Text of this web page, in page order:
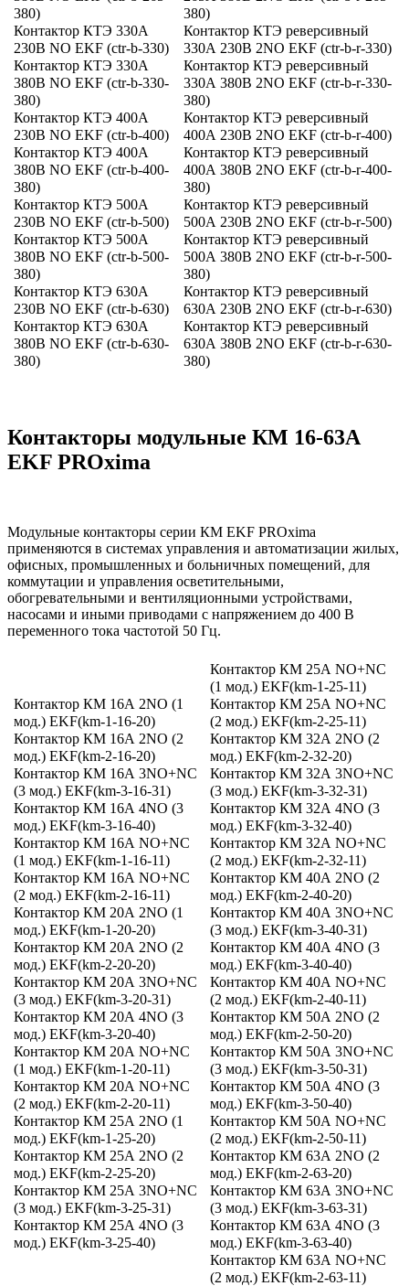
380)
Контактор КТЭ 330А
230В NO EKF (ctr-b-330)
Контактор КТЭ 330А
380В NO EKF (ctr-b-330-
380)
Контактор КТЭ 400А
230В NO EKF (ctr-b-400)
Контактор КТЭ 400А
380В NO EKF (ctr-b-400-
380)
Контактор КТЭ 500А
230В NO EKF (ctr-b-500)
Контактор КТЭ 500А
380В NO EKF (ctr-b-500-
380)
Контактор КТЭ 630А
230В NO EKF (ctr-b-630)
Контактор КТЭ 630А
380В NO EKF (ctr-b-630-
380)
380)
Контактор КТЭ реверсивный
330А 230В 2NO EKF (ctr-b-r-330)
Контактор КТЭ реверсивный
330А 380В 2NO EKF (ctr-b-r-330-
380)
Контактор КТЭ реверсивный
400А 230В 2NO EKF (ctr-b-r-400)
Контактор КТЭ реверсивный
400А 380В 2NO EKF (ctr-b-r-400-
380)
Контактор КТЭ реверсивный
500А 230В 2NO EKF (ctr-b-r-500)
Контактор КТЭ реверсивный
500А 380В 2NO EKF (ctr-b-r-500-
380)
Контактор КТЭ реверсивный
630А 230В 2NO EKF (ctr-b-r-630)
Контактор КТЭ реверсивный
630А 380В 2NO EKF (ctr-b-r-630-
380)
Контакторы модульные КМ 16-63А
EKF PROxima
Модульные контакторы серии КМ EKF PROxima
применяются в системах управления и автоматизации жилых,
офисных, промышленных и больничных помещений, для
коммутации и управления осветительными,
обогревательными и вентиляционными устройствами,
насосами и иными приводами с напряжением до 400 В
переменного тока частотой 50 Гц.
Контактор КМ 16А 2NО (1
мод.) EKF(km-1-16-20)
Контактор КМ 16А 2NО (2
мод.) EKF(km-2-16-20)
Контактор КМ 16А 3NО+NC
(3 мод.) EKF(km-3-16-31)
Контактор КМ 16А 4NО (3
мод.) EKF(km-3-16-40)
Контактор КМ 16А NО+NC
(1 мод.) EKF(km-1-16-11)
Контактор КМ 16А NО+NC
(2 мод.) EKF(km-2-16-11)
Контактор КМ 20А 2NО (1
мод.) EKF(km-1-20-20)
Контактор КМ 20А 2NО (2
мод.) EKF(km-2-20-20)
Контактор КМ 20А 3NО+NC
(3 мод.) EKF(km-3-20-31)
Контактор КМ 20А 4NО (3
мод.) EKF(km-3-20-40)
Контактор КМ 20А NО+NC
(1 мод.) EKF(km-1-20-11)
Контактор КМ 20А NО+NC
(2 мод.) EKF(km-2-20-11)
Контактор КМ 25А 2NО (1
мод.) EKF(km-1-25-20)
Контактор КМ 25А 2NО (2
мод.) EKF(km-2-25-20)
Контактор КМ 25А 3NО+NC
(3 мод.) EKF(km-3-25-31)
Контактор КМ 25А 4NО (3
мод.) EKF(km-3-25-40)
Контактор КМ 25А NО+NC
(1 мод.) EKF(km-1-25-11)
Контактор КМ 25А NО+NC
(2 мод.) EKF(km-2-25-11)
Контактор КМ 32А 2NО (2
мод.) EKF(km-2-32-20)
Контактор КМ 32А 3NО+NC
(3 мод.) EKF(km-3-32-31)
Контактор КМ 32А 4NО (3
мод.) EKF(km-3-32-40)
Контактор КМ 32А NО+NC
(2 мод.) EKF(km-2-32-11)
Контактор КМ 40А 2NО (2
мод.) EKF(km-2-40-20)
Контактор КМ 40А 3NО+NC
(3 мод.) EKF(km-3-40-31)
Контактор КМ 40А 4NО (3
мод.) EKF(km-3-40-40)
Контактор КМ 40А NО+NC
(2 мод.) EKF(km-2-40-11)
Контактор КМ 50А 2NО (2
мод.) EKF(km-2-50-20)
Контактор КМ 50А 3NО+NC
(3 мод.) EKF(km-3-50-31)
Контактор КМ 50А 4NО (3
мод.) EKF(km-3-50-40)
Контактор КМ 50А NО+NC
(2 мод.) EKF(km-2-50-11)
Контактор КМ 63А 2NО (2
мод.) EKF(km-2-63-20)
Контактор КМ 63А 3NО+NC
(3 мод.) EKF(km-3-63-31)
Контактор КМ 63А 4NО (3
мод.) EKF(km-3-63-40)
Контактор КМ 63А NО+NC
(2 мод.) EKF(km-2-63-11)